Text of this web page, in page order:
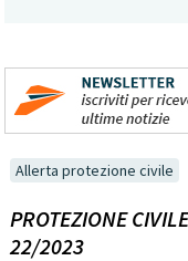
Allerta protezione civile
PROTEZIONE
22/2023